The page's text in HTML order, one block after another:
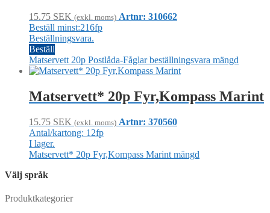
15.75 SEK (exkl. moms) Artnr: 310662
Beställ minst:216fp
Beställningsvara.
Beställ
Matservett 20p Postlåda-Fåglar beställningsvara mängd
Matservett* 20p Fyr,Kompass Marint
15.75 SEK (exkl. moms) Artnr: 370560
Antal/kartong: 12fp
I lager.
Matservett* 20p Fyr,Kompass Marint mängd
Välj språk
Produktkategorier